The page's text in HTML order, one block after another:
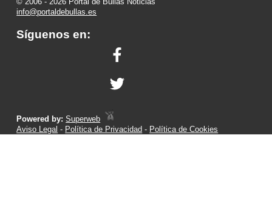
info@portaldebullas.es
Síguenos en:
Powered by:Superweb
Aviso Legal - Política de Privacidad - Política de Cookies